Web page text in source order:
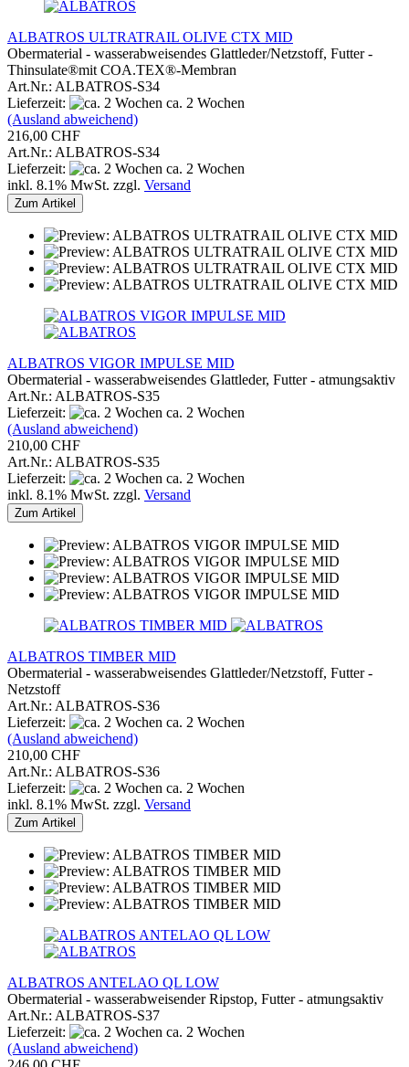
ALBATROS ULTRATRAIL OLIVE CTX MID
Obermaterial - wasserabweisendes Glattleder/Netzstoff, Futter -
Thinsulate®mit COA.TEX®-Membran
Art.Nr.: ALBATROS-S34
Lieferzeit:
ca. 2 Wochen
(Ausland abweichend)
216,00 CHF
Art.Nr.: ALBATROS-S34
Lieferzeit:
ca. 2 Wochen
inkl. 8.1% MwSt. zzgl. Versand
Zum Artikel
ALBATROS VIGOR IMPULSE MID
Obermaterial - wasserabweisendes Glattleder, Futter - atmungsaktiv
Art.Nr.: ALBATROS-S35
Lieferzeit:
ca. 2 Wochen
(Ausland abweichend)
210,00 CHF
Art.Nr.: ALBATROS-S35
Lieferzeit:
ca. 2 Wochen
inkl. 8.1% MwSt. zzgl. Versand
Zum Artikel
ALBATROS TIMBER MID
Obermaterial - wasserabweisendes Glattleder/Netzstoff, Futter -
Netzstoff
Art.Nr.: ALBATROS-S36
Lieferzeit:
ca. 2 Wochen
(Ausland abweichend)
210,00 CHF
Art.Nr.: ALBATROS-S36
Lieferzeit:
ca. 2 Wochen
inkl. 8.1% MwSt. zzgl. Versand
Zum Artikel
ALBATROS ANTELAO QL LOW
Obermaterial - wasserabweisender Ripstop, Futter - atmungsaktiv
Art.Nr.: ALBATROS-S37
Lieferzeit:
ca. 2 Wochen
(Ausland abweichend)